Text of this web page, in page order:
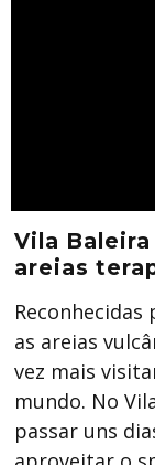
Vila
areias
as areias
vez mais
mundo. No
passar uns